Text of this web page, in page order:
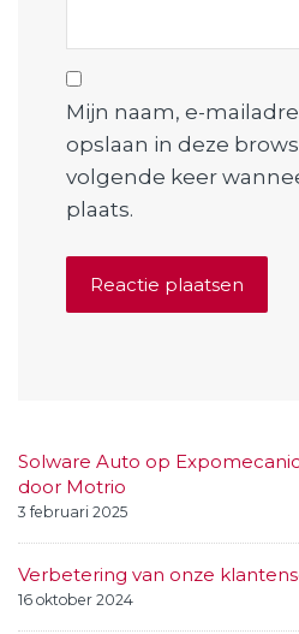
Mijn naam, e-
opslaan in deze
volgende keer
plaats.
Solware Auto op
door Motrio
3 februari 2025
Verbetering van onze
16 oktober 2024